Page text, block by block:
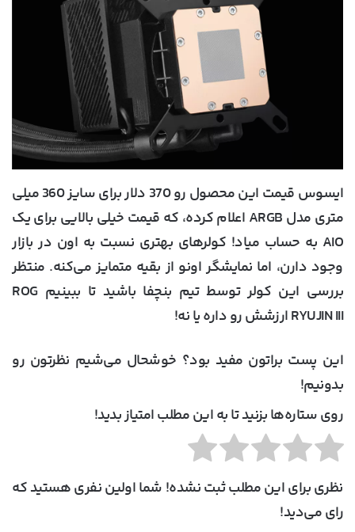
ایسوس قیمت این محصول رو 370 دلار برای سایز 360 میلی
متری مدل ARGB اعلام کرده، که قیمت خیلی بالایی برای یک
AIO به حساب میاد! کولرهای بهتری نسبت به اون در بازار
وجود دارن، اما نمایشگر اونو از بقیه متمایز می‌کنه. منتظر
بررسی این کولر توسط تیم بنچفا باشید تا ببینیم ROG
RYUJIN III ارزشش رو داره یا نه!
این پست براتون مفید بود؟ خوشحال می‌شیم نظرتون رو
بدونیم!
روی ستاره‌ها بزنید تا به این مطلب امتیاز بدید!
نظری برای این مطلب ثبت نشده! شما اولین نفری هستید که
رای می‌دید!